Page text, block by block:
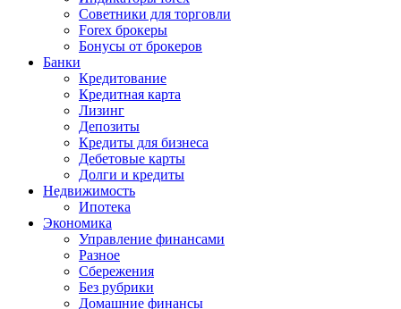
Советники для торговли
Forex брокеры
Бонусы от брокеров
Банки
Кредитование
Кредитная карта
Лизинг
Депозиты
Кредиты для бизнеса
Дебетовые карты
Долги и кредиты
Недвижимость
Ипотека
Экономика
Управление финансами
Разное
Сбережения
Без рубрики
Домашние финансы